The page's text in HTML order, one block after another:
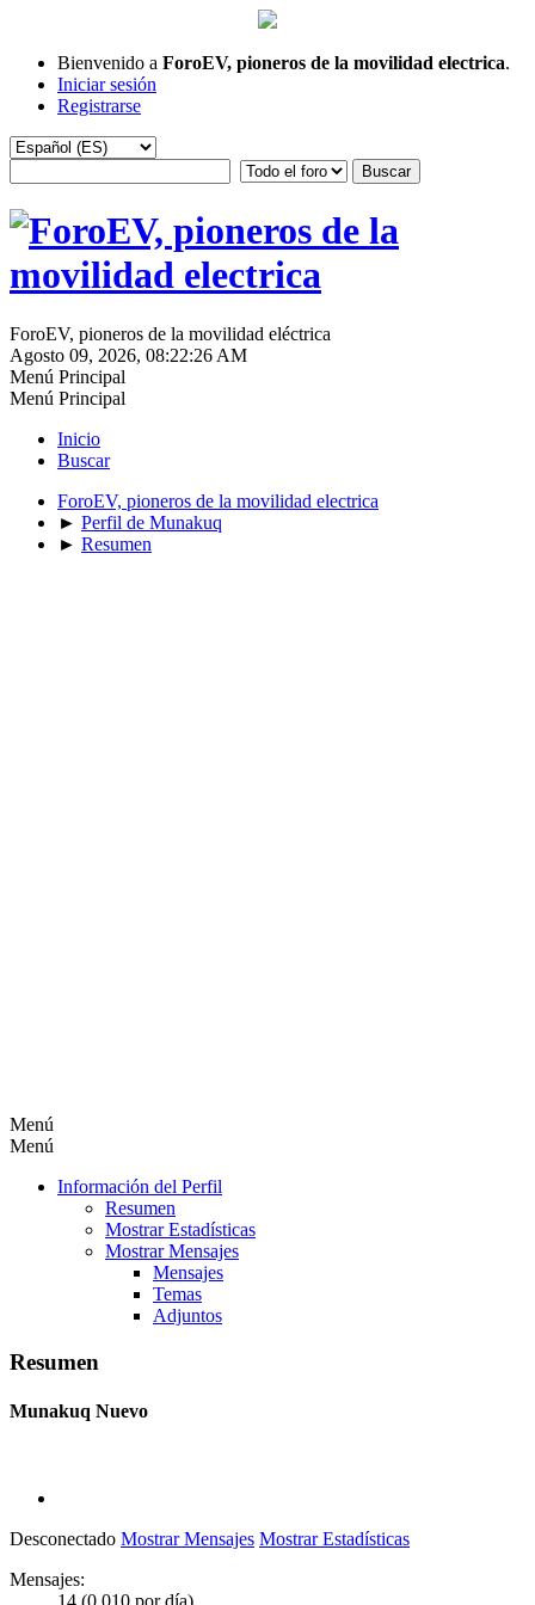
Bienvenido a ForoEV, pioneros de la movilidad electrica.
Iniciar sesión
Registrarse
ForoEV, pioneros de la movilidad eléctrica
Agosto 09, 2026, 08:22:26 AM
Menú Principal
Menú Principal
Inicio
Buscar
ForoEV, pioneros de la movilidad electrica
► Perfil de Munakuq
► Resumen
Menú
Menú
Información del Perfil
Resumen
Mostrar Estadísticas
Mostrar Mensajes
Mensajes
Temas
Adjuntos
Resumen
Munakuq Nuevo
Desconectado Mostrar Mensajes Mostrar Estadísticas
Mensajes: